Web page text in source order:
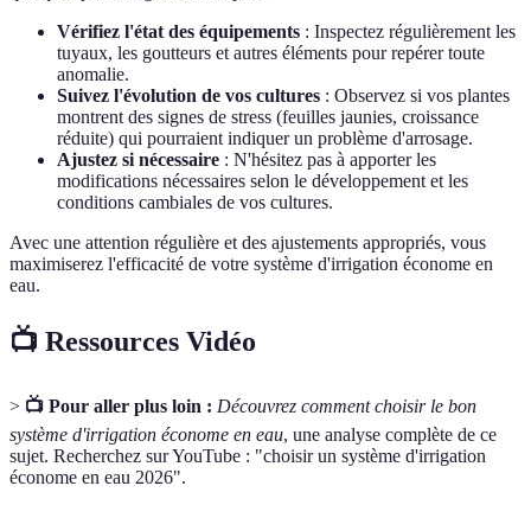
Vérifiez l'état des équipements : Inspectez régulièrement les
tuyaux, les goutteurs et autres éléments pour repérer toute
anomalie.
Suivez l'évolution de vos cultures : Observez si vos plantes
montrent des signes de stress (feuilles jaunies, croissance
réduite) qui pourraient indiquer un problème d'arrosage.
Ajustez si nécessaire : N'hésitez pas à apporter les
modifications nécessaires selon le développement et les
conditions cambiales de vos cultures.
Avec une attention régulière et des ajustements appropriés, vous
maximiserez l'efficacité de votre système d'irrigation économe en
eau.
📺 Ressources Vidéo
> 📺 Pour aller plus loin : Découvrez comment choisir le bon
système d'irrigation économe en eau, une analyse complète de ce
sujet. Recherchez sur YouTube : "choisir un système d'irrigation
économe en eau 2026".